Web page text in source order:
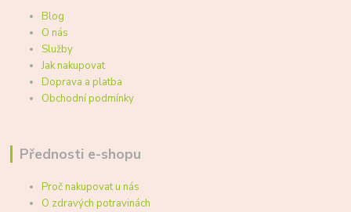
Blog
O nás
Služby
Jak nakupovat
Doprava a platba
Obchodní podmínky
Přednosti e-shopu
Proč nakupovat u nás
O zdravých potravinách